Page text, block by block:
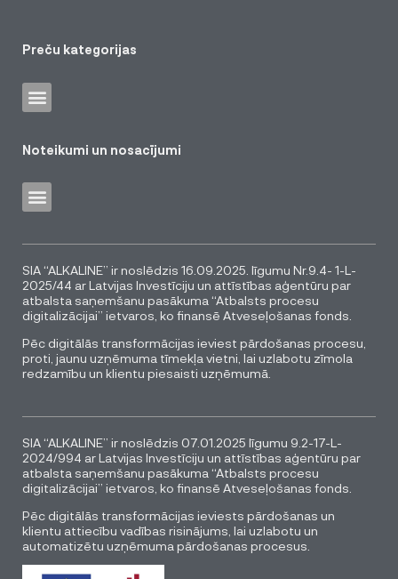
Preču kategorijas
Noteikumi un nosacījumi
SIA “ALKALINE” ir noslēdzis 16.09.2025. līgumu Nr.9.4- 1-L-
2025/44 ar Latvijas Investīciju un attīstības aģentūru par
atbalsta saņemšanu pasākuma “Atbalsts procesu
digitalizācijai” ietvaros, ko finansē Atveseļošanas fonds.
Pēc digitālās transformācijas ieviest pārdošanas procesu,
proti, jaunu uzņēmuma tīmekļa vietni, lai uzlabotu zīmola
redzamību un klientu piesaisti uzņēmumā.
SIA “ALKALINE” ir noslēdzis 07.01.2025 līgumu 9.2-17-L-
2024/994 ar Latvijas Investīciju un attīstības aģentūru par
atbalsta saņemšanu pasākuma “Atbalsts procesu
digitalizācijai” ietvaros, ko finansē Atveseļošanas fonds.
Pēc digitālās transformācijas ieviests pārdošanas un
klientu attiecību vadības risinājums, lai uzlabotu un
automatizētu uzņēmuma pārdošanas procesus.